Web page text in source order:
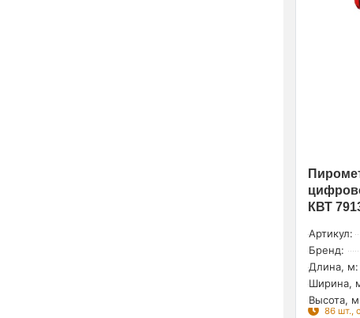
КВТ
Артикул:
Бренд:
Длина, м:
Ширина,
Высота,
86 шт.,